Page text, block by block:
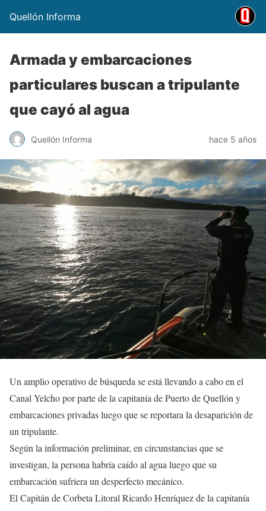
Quellón Informa
Armada y embarcaciones
particulares buscan a tripulante
que cayó al agua
Quellón Informa hace 5 años
Un amplio operativo de búsqueda se está llevando a cabo en el
Canal Yelcho por parte de la capitanía de Puerto de Quellón y
embarcaciones privadas luego que se reportara la desaparición de
un tripulante.
Según la información preliminar, en circunstancias que se
investigan, la persona habría caído al agua luego que su
embarcación sufriera un desperfecto mecánico.
El Capitán de Corbeta Litoral Ricardo Henríquez de la capitanía